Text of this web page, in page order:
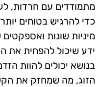
מתמודדים עם חרדות,
כדי להרגיש בטוחים
מיניות שונות
ידע שיכול להפחית את
בנושא יכולים להוות
הזוג, מה שמחזק את